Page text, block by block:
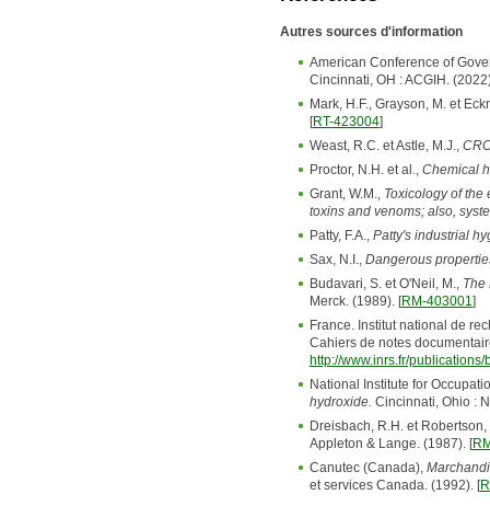
Autres sources d'information
American Conference of
Cincinnati, OH : ACGIH.
Mark, H.F., Grayson, M. et
[RT-423004]
Weast, R.C. et Astle, M.J.,
Proctor, N.H. et al., Chemical
Grant, W.M., Toxicology of the
toxins and venoms; also,
Patty, F.A., Patty's industrial
Sax, N.I., Dangerous
Budavari, S. et O'Neil, M., The
Merck. (1989). [RM-403001]
France. Institut national de
Cahiers de notes
http://www.inrs.fr/
National Institute for
hydroxide. Cincinnati, Ohio :
Dreisbach, R.H. et Robertson,
Appleton & Lange. (1987). [
Canutec (Canada),
et services Canada. (1992). [